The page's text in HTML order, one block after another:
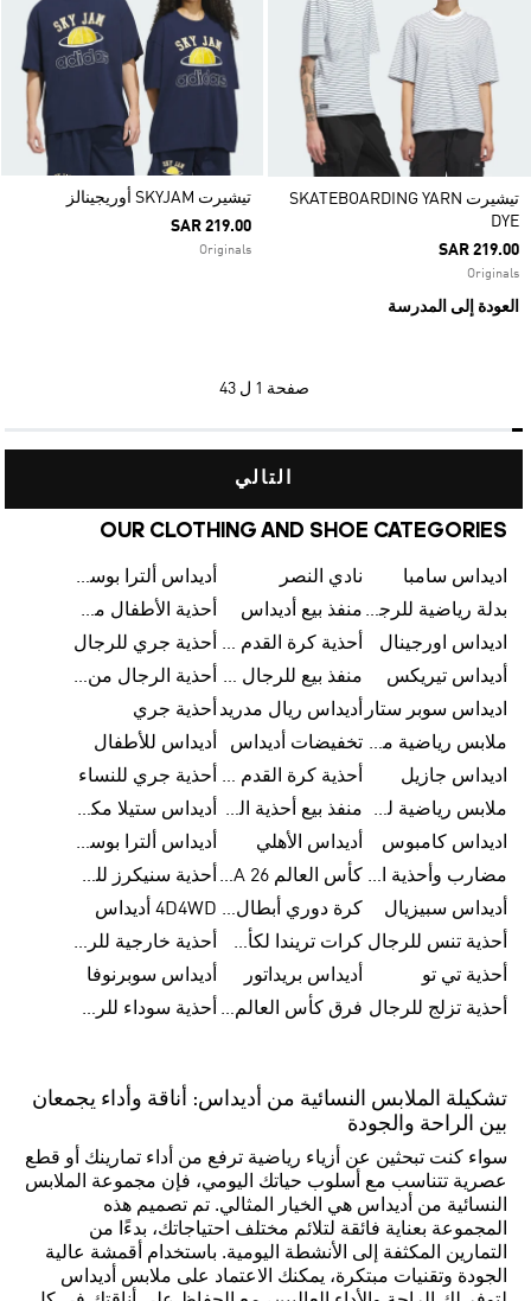
تيشيرت SKATEBOARDING YARN
DYE
SAR 219.00
Originals
العودة إلى المدرسة
تيشيرت SKYJAM أوريجينالز
SAR 219.00
Originals
صفحة 1 ل 43
التالي
OUR CLOTHING AND SHOE CATEGORIES
اديداس سامبا نادي النصر
أديداس ألترا بوست
بدلة رياضية للرجال من أديداس منفذ بيع أديداس
أحذية الأطفال من أديداس
اديداس اورجينال
أحذية كرة القدم للرجال من أديداس
أحذية جري للرجال
أديداس تيريكس
منفذ بيع للرجال من أديداس
أحذية الرجال من أديداس
اديداس سوبر ستار
أديداس ريال مدريد أحذية جري
ملابس رياضية من أديداس تخفيضات أديداس
أديداس للأطفال
اديداس جازيل
أحذية كرة القدم من أديداس
أحذية جري للنساء
ملابس رياضية للأطفال من أديداس
منفذ بيع أحذية الرجال من أديداس
أديداس ستيلا مكارتني
اديداس كامبوس
أديداس الأهلي
أديداس ألترا بوست للنساء
مضارب وأحذية البادل من أديداس
كأس العالم FIFA 26™
أحذية سنيكرز للرجال من أديداس
أديداس سبيزيال
كرة دوري أبطال أوروبا من أديداس 4D4WD أديداس
أحذية تنس للرجال
كرات تريندا لكأس العالم FIFA 26™
أحذية خارجية للرجال
أحذية تي تو
أديداس بريداتور
أديداس سوبرنوفا
أحذية تزلج للرجال
فرق كأس العالم FIFA 26™ أحذية سوداء للرجال
تشكيلة الملابس النسائية من أديداس: أناقة وأداء يجمعان
بين الراحة والجودة
سواء كنت تبحثين عن أزياء رياضية ترفع من أداء تمارينك أو قطع
عصرية تتناسب مع أسلوب حياتك اليومي، فإن مجموعة الملابس
النسائية من أديداس هي الخيار المثالي. تم تصميم هذه
المجموعة بعناية فائقة لتلائم مختلف احتياجاتك، بدءًا من
التمارين المكثفة إلى الأنشطة اليومية. باستخدام أقمشة عالية
الجودة وتقنيات مبتكرة، يمكنك الاعتماد على ملابس أديداس